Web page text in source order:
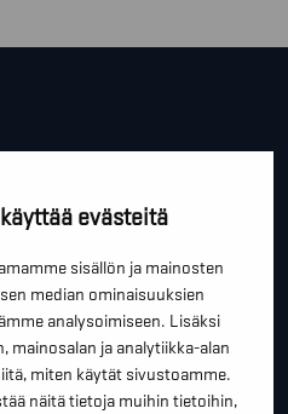
evästeitä
sisällön ja mainosten
median ominaisuuksien
analysoimiseen. Lisäksi
mainosalan ja analytiikka-alan
miten käytät sivustoamme.
näitä tietoja muihin tietoihin,